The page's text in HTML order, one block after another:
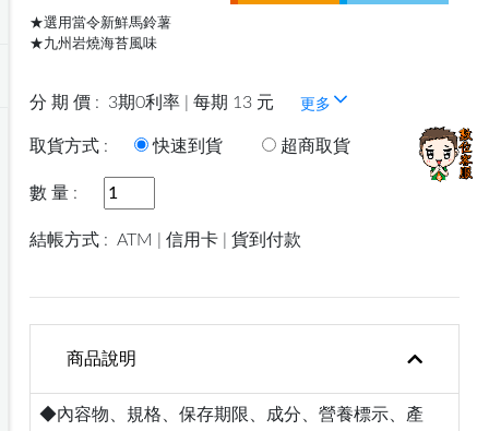
★選用當令新鮮馬鈴薯
★九州岩燒海苔風味
分 期 價 : 3期0利率 | 每期 13 元 更多
取貨方式 : 快速到貨 超商取貨
數 量 :
結帳方式 : ATM | 信用卡 | 貨到付款
商品說明
◆內容物、規格、保存期限、成分、營養標示、產